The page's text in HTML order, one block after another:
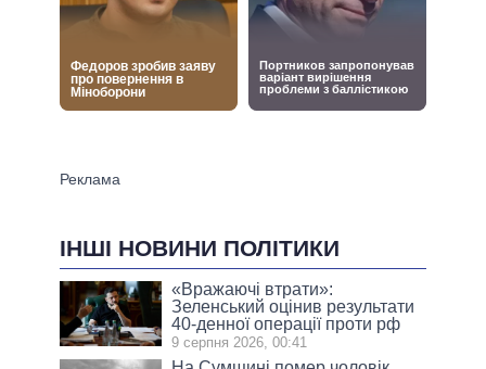
ІНШІ НОВИНИ ПОЛІТИКИ
«Вражаючі втрати»:
Зеленський оцінив результати
40-денної операції проти рф
9 серпня 2026, 00:41